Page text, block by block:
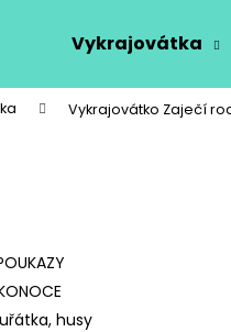
Vykrajovátka
Vykrajovátko Zaječí
husy